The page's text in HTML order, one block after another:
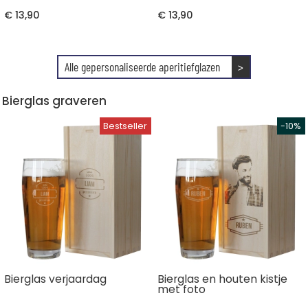
€ 13,90 € 13,90
Alle gepersonaliseerde aperitiefglazen >
Bierglas graveren
Bierglas verjaardag Bierglas en houten kistje
met foto